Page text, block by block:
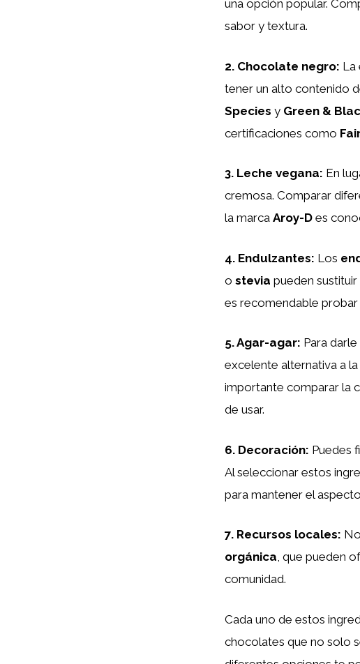
una opción popular.
sabor y textura.
2. Chocolate negro: La
tener un alto contenido
Species y Green &
certificaciones como
3. Leche vegana: En
cremosa. Comparar
la marca Aroy-D es
4. Endulzantes: Los
o stevia pueden
es recomendable probar
5.Agar-agar: Para
excelente alternativa a
importante comparar la
de usar.
6. Decoración: Puedes
Al seleccionar estos
para mantener el
7. Recursos locales:
orgánica, que pueden
comunidad.
Cada uno de estos
chocolates que no solo